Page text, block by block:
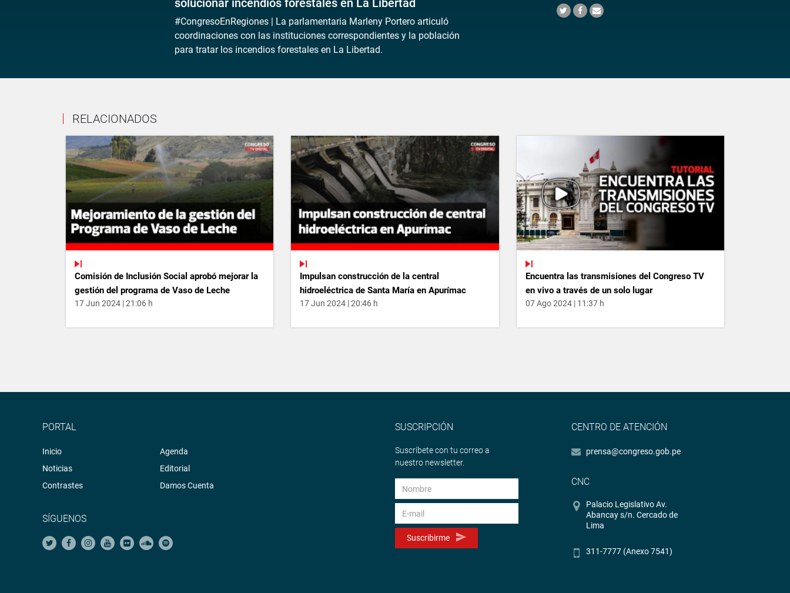
solucionar incendios forestales en La Libertad
#CongresoEnRegiones | La parlamentaria Marleny Portero articuló
coordinaciones con las instituciones correspondientes y la población
para tratar los incendios forestales en La Libertad.
RELACIONADOS
Comisión de Inclusión Social aprobó mejorar la
gestión del programa de Vaso de Leche
17 Jun 2024 | 21:06 h
Impulsan construcción de la central
hidroeléctrica de Santa María en Apurímac
17 Jun 2024 | 20:46 h
Encuentra las transmisiones del Congreso TV
en vivo a través de un solo lugar
07 Ago 2024 | 11:37 h
PORTAL
Inicio
Noticias
Contrastes
Agenda
Editorial
Damos Cuenta
SÍGUENOS
SUSCRIPCIÓN
Suscríbete con tu correo a
nuestro newsletter.
Suscribirme
CENTRO DE ATENCIÓN
prensa@congreso.gob.pe
CNC
Palacio Legislativo Av.
Abancay s/n. Cercado de
Lima
311-7777 (Anexo 7541)